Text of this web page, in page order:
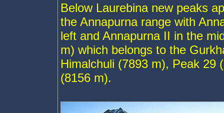
Below Laurebina new peaks
the Annapurna range with
left and Annapurna II in the
m) which belongs to the
Himalchuli (7893 m), Peak 29
(8156 m).